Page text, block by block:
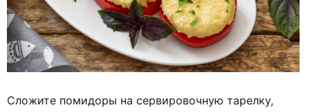
Сложите помидоры на сервировочную тарелку,